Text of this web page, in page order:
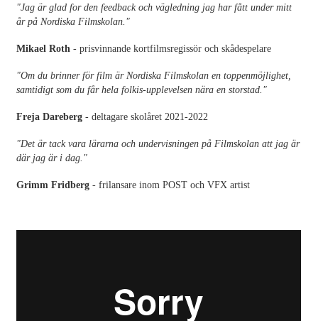
"Jag är glad for den feedback och vägledning jag har fått under mitt
år på Nordiska Filmskolan."
Mikael Roth- prisvinnande kortfilmsregissör och skådespelare
"Om du brinner för film är Nordiska Filmskolan en toppenmöjlighet,
samtidigt som du får hela folkis-upplevelsen nära en storstad."
Freja Dareberg- deltagare skolåret 2021-2022
"Det är tack vara lärarna och undervisningen på Filmskolan att jag är
där jag är i dag."
Grimm Fridberg- frilansare inom POST och VFX artist